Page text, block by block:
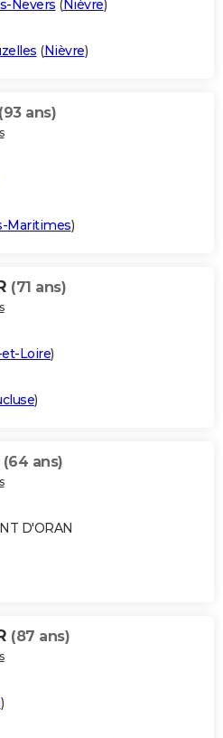
Nevers ( Nièvre)
(Nièvre)
(93 ans)
Maritimes)
(71 ans)
Loire)
)
(64 ans)
D'ORAN
(87 ans)
)